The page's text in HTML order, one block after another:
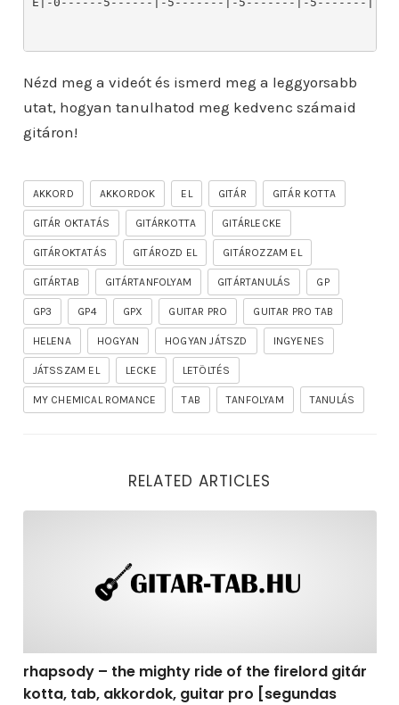
Nézd meg a videót és ismerd meg a leggyorsabb
utat, hogyan tanulhatod meg kedvenc számaid
gitáron!
AKKORD AKKORDOK EL GITÁR GITÁR KOTTA
GITÁR OKTATÁS GITÁRKOTTA GITÁRLECKE
GITÁROKTATÁS GITÁROZD EL GITÁROZZAM EL
GITÁRTAB GITÁRTANFOLYAM GITÁRTANULÁS GP
GP3 GP4 GPX GUITAR PRO GUITAR PRO TAB
HELENA HOGYAN HOGYAN JÁTSZD INGYENES
JÁTSSZAM EL LECKE LETÖLTÉS
MY CHEMICAL ROMANCE TAB TANFOLYAM TANULÁS
RELATED ARTICLES
rhapsody – the mighty ride of the firelord gitár
kotta, tab, akkordok, guitar pro [segundas